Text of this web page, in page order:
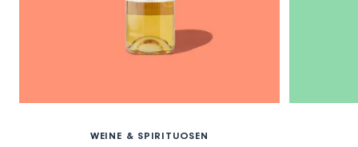
WEINE & SPIRITUOSEN